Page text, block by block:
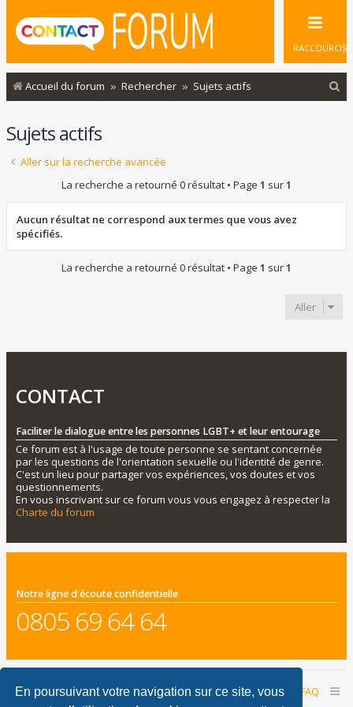
En poursuivant votre navigation sur ce site, vous
RACCOURCIS
Accueil du forum Rechercher Sujets actifs
Sujets actifs
Aller sur la recherche avancée
La recherche a retourné 0 résultat • Page 1 sur1
Aucun résultat ne correspond aux termes que vous avez
spécifiés.
La recherche a retourné 0 résultat • Page 1 sur1
Aller
CONTACT
Faciliter le dialogue entre les personnes LGBT+ et leur entourage
Ce forum est à l'usage de toute personne se sentant concernée
par les questions de l'orientation sexuelle ou l'identité de genre.
C'est un lieu pour partager vos expériences, vos doutes et vos
questionnements.
En vous inscrivant sur ce forum vous vous engagez à respecter la
Charte du forum
Notre ligne d'écoute confidentielle
0805 69 64 64
Accueil du forum FAQ
Nous contacter